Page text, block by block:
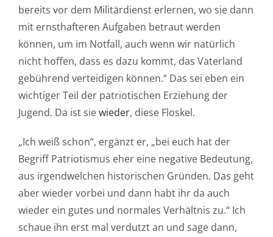
bereits vor dem Militärdienst erlernen, wo sie dann
mit ernsthafteren Aufgaben betraut werden
können, um im Notfall, auch wenn wir natürlich
nicht hoffen, dass es dazu kommt, das Vaterland
gebührend verteidigen können.“ Das sei eben ein
wichtiger Teil der patriotischen Erziehung der
Jugend. Da ist siewieder, diese Floskel.
„Ich weiß schon“, ergänzt er, „bei euch hat der
Begriff Patriotismus eher eine negative Bedeutung,
aus irgendwelchen historischen Gründen. Das geht
aber wieder vorbei und dann habt ihr da auch
wieder ein gutes und normales Verhältnis zu.“ Ich
schaue ihn erst mal verdutzt an und sage dann,